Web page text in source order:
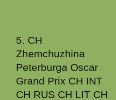
5. CH
Zhemchuzhina
Peterburga Oscar
Grand Prix CH INT
CH RUS CH LIT CH